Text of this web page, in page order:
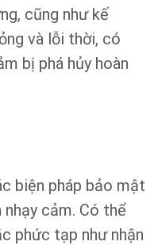
cũng như kế
và lỗi thời, có
bị phá hủy hoàn
biện pháp bảo mật
cảm. Có thể
phức tạp như nhận